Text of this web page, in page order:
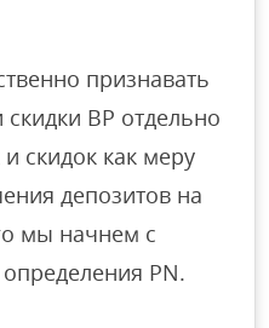
признавать
BP отдельно
скидок как меру
депозитов на
мы начнем с
PN.